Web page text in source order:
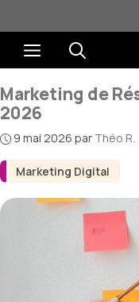
au
contenuMenu
Marketing Digital
Marketing de
2026
9 mai 2026 par Théo R.